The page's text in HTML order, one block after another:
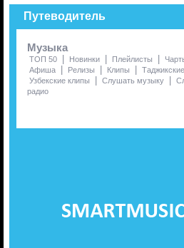
Путеводитель
Музыка
ТОП 50 | Новинки | Плейлисты |
Афиша | Релизы | Клипы |
Узбекские клипы | Слушать музыку |
радио